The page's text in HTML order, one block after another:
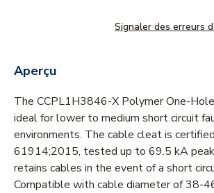
Signaler des erreurs
Aperçu
The CCPL1H3846-X Polymer One-
ideal for lower to medium short circuit
environments. The cable cleat is
61914;2015, tested up to 69.5 kA
retains cables in the event of a short
Compatible with cable diameter of 38-